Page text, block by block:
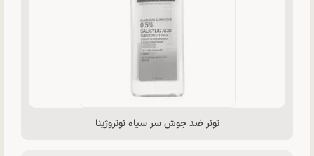
تونر ضد جوش سر سیاه نوتروژینا